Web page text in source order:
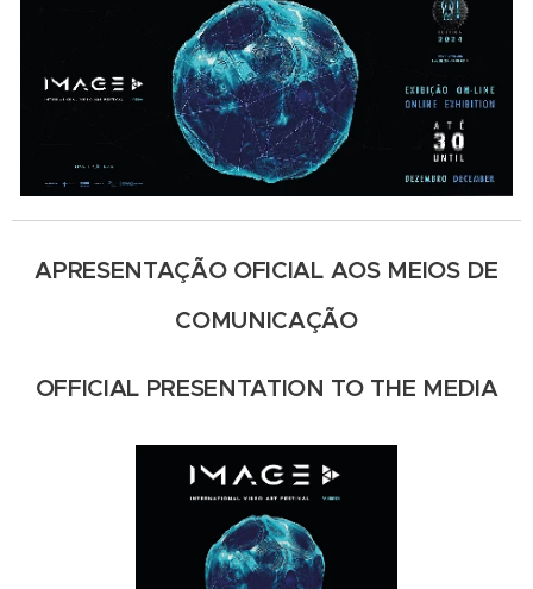
APRESENTAÇÃO OFICIAL AOS MEIOS DE
COMUNICAÇÃO
OFFICIAL PRESENTATION TO THE MEDIA